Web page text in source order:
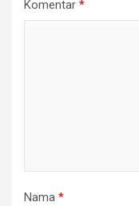
Komentar *
Nama *